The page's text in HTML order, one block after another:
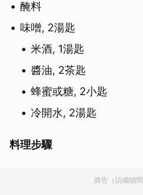
醃料
味噌, 2湯匙
米酒, 1湯匙
醬油, 2茶匙
蜂蜜或糖, 2小匙
冷開水, 2湯匙
料理步驟
廣告（請繼續閱